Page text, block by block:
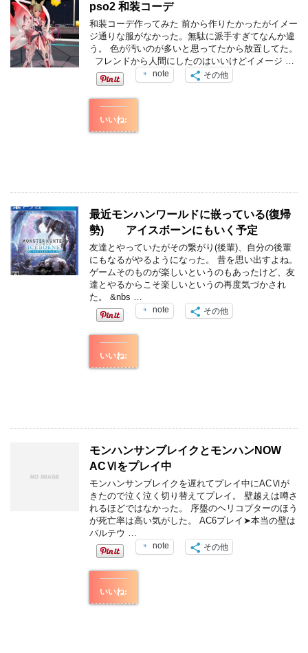
pso2 和装コーデ
和装コーデ作ってみた 前から作りたかったがイメー
ジ通りな服がなかった。無駄に派手すぎてなんか違
う。 色が汚いのが多いと思ってたから放置してた。
フレンドから人間にしたのはいいけどイメージ …
note その他
いいね:
最近モンハンワールドに嵌っている(復帰
勢) アイスボーンにもいく予定
友達とやっていたがその繋がり(後輩)、自分の後輩
にもなるがやるようになった。 昔を思い出すよね。
ゲームそのものが楽しいというのもあったけど、友
達とやるからこそ楽しいというの再度気づかされ
た。 &nbs …
note その他
いいね:
モンハンサンブレイクとモンハンNOW
ACⅥをプレイ中
モンハンサンブレイクを遅れてプレイ中にACⅥが
きたので泣く泣く切り替えてプレイ。 壁越えは噂さ
れるほどではなかった。 序盤のヘリコプターのほう
が死亡率は高い気がした。 AC6プレイ➤本当の壁は
バルテウ …
note その他
いいね: